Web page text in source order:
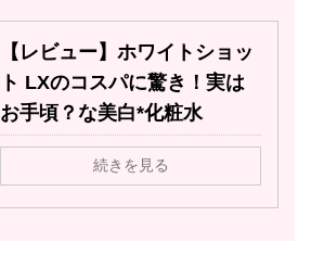
【レビュー】ホワイトショッ
ト LXのコスパに驚き！実は
お手頃？な美白*化粧水
続きを見る